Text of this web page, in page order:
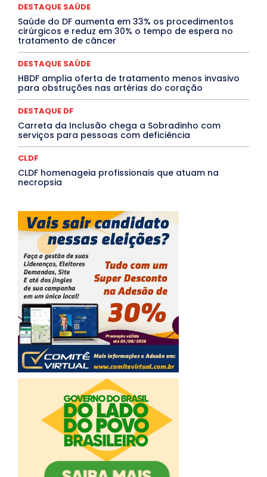
QUALIFICAÇÃO PROFISSIONAL
Rio de Janeiro
Rio Grande do Sul
Roraima
Santa Catarina
São Paulo SARAMPO
SAÚDE
Saúde Agora
TÁ FROID?
TEATRO TECNOLOGIA
TIC TAC
Mais
DESTAQUE SAÚDE
Saúde do DF aumenta em 33% os procedimentos
cirúrgicos e reduz em 30% o tempo de espera no
tratamento de câncer
DESTAQUE SAÚDE
HBDF amplia oferta de tratamento menos invasivo
para obstruções nas artérias do coração
DESTAQUE DF
Carreta da Inclusão chega a Sobradinho com
serviços para pessoas com deficiência
CLDF
CLDF homenageia profissionais que atuam na
necropsia